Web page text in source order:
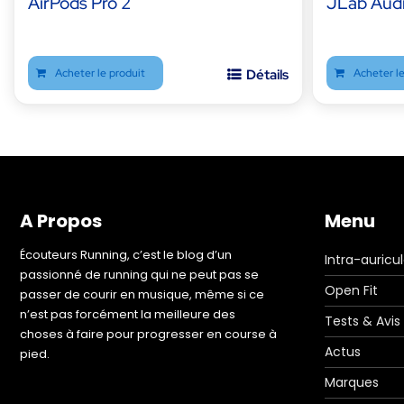
Acheter le produit Détails Acheter
A Propos
Écouteurs Running, c’est le blog d’un
passionné de running qui ne peut pas se
passer de courir en musique, même si ce
n’est pas forcément la meilleure des
choses à faire pour progresser en course à
pied.
Menu
Intra-
Open Fit
Tests & Avis
Actus
Marques